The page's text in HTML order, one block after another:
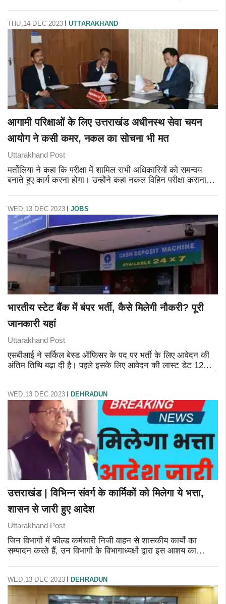
THU,14 DEC 2023 UTTARAKHAND
आगामी परिक्षाओं के लिए उत्तराखंड अधीनस्थ सेवा चयन
आयोग ने कसी कमर, नकल का सोचना भी मत
Uttarakhand Post
मर्तोलिया ने कहा कि परीक्षा में शामिल सभी अधिकारियों को समन्वय
बनाते हुए कार्य करना होगा। उन्होंने कहा नकल विहिन परीक्षा कराना
WED,13 DEC 2023 JOBS
भारतीय स्टेट बैंक में बंपर भर्ती, कैसे मिलेगी नौकरी? पूरी
जानकारी यहां
Uttarakhand Post
एसबीआई ने सर्किल बेस्ड ऑफिसर के पद पर भर्ती के लिए आवेदन की
अंतिम तिथि बढ़ा दी है। पहले इसके लिए आवेदन की लास्ट डेट 12
WED,13 DEC 2023 DEHRADUN
उत्तराखंड | विभिन्न संवर्ग के कार्मिकों को मिलेगा ये भत्ता,
शासन से जारी हुए आदेश
Uttarakhand Post
जिन विभागों में फील्ड कर्मचारी निजी वाहन से शासकीय कार्यों का
सम्पादन करते हैं, उन विभागों के विभागाध्यक्षों द्वारा इस आशय का
WED,13 DEC 2023 DEHRADUN